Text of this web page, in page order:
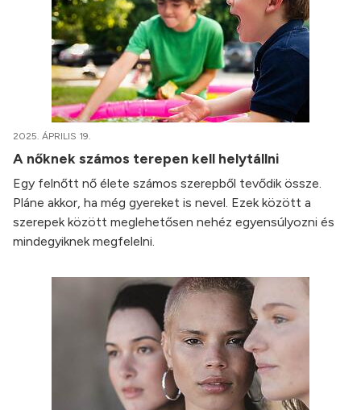
2025. ÁPRILIS 19.
A nőknek számos terepen kell helytállni
Egy felnőtt nő élete számos szerepből tevődik össze.
Pláne akkor, ha még gyereket is nevel. Ezek között a
szerepek között meglehetősen nehéz egyensúlyozni és
mindegyiknek megfelelni.